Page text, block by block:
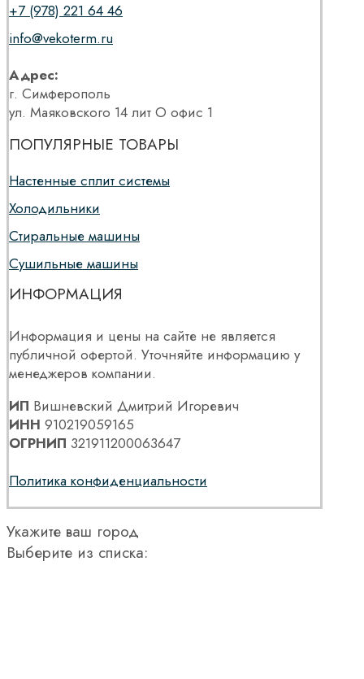
+7 (978) 221 64 46
info@vekoterm.ru
Адрес:
г. Симферополь
ул. Маяковского 14 лит О офис 1
ПОПУЛЯРНЫЕ ТОВАРЫ
Настенные сплит системы
Холодильники
Стиральные машины
Сушильные машины
ИНФОРМАЦИЯ
Информация и цены на сайте не является
публичной офертой. Уточняйте информацию у
менеджеров компании.
ИП Вишневский Дмитрий Игоревич
ИНН 910219059165
ОГРНИП 321911200063647
Политика конфиденциальности
Укажите ваш город
Выберите из списка: